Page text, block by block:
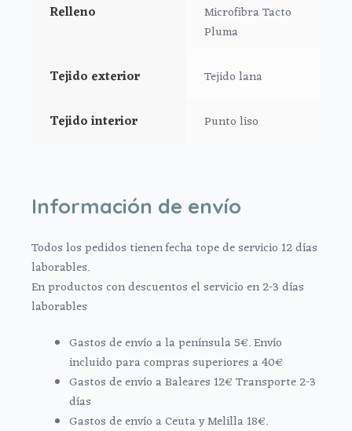
Relleno
Microfibra Tacto
Pluma
Tejido exterior Tejido lana
Tejido interior Punto liso
Información de envío
Todos los pedidos tienen fecha tope de servicio 12 días
laborables.
En productos con descuentos el servicio en 2-3 días
laborables
Gastos de envío a la península 5€. Envío
incluido para compras superiores a 40€
Gastos de envío a Baleares 12€ Transporte 2-3
días
Gastos de envío a Ceuta y Melilla 18€.